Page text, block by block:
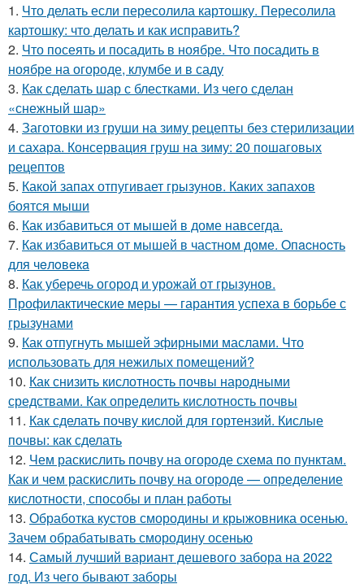
1. Что делать если пересолила картошку. Пересолила
картошку: что делать и как исправить?
2. Что посеять и посадить в ноябре. Что посадить в
ноябре на огороде, клумбе и в саду
3. Как сделать шар с блестками. Из чего сделан
«снежный шар»
4. Заготовки из груши на зиму рецепты без стерилизации
и сахара. Консервация груш на зиму: 20 пошаговых
рецептов
5. Какой запах отпугивает грызунов. Каких запахов
боятся мыши
6. Как избавиться от мышей в доме навсегда.
7. Как избавиться от мышей в частном доме. Oпacнocть
для чeлoвeкa
8. Как уберечь огород и урожай от грызунов.
Профилактические меры — гарантия успеха в борьбе с
грызунами
9. Как отпугнуть мышей эфирными маслами. Что
использовать для нежилых помещений?
10. Как снизить кислотность почвы народными
средствами. Как определить кислотность почвы
11. Как сделать почву кислой для гортензий. Кислые
почвы: как сделать
12. Чем раскислить почву на огороде схема по пунктам.
Как и чем раскислить почву на огороде — определение
кислотности, способы и план работы
13. Обработка кустов смородины и крыжовника осенью.
Зачем обрабатывать смородину осенью
14. Самый лучший вариант дешевого забора на 2022
год. Из чего бывают заборы